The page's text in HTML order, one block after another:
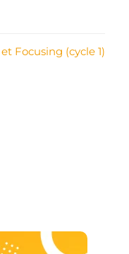
Focusing (cycle 1)